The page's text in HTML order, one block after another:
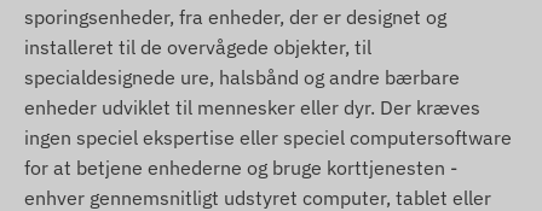
sporingsenheder, fra enheder, der er designet og
installeret til de overvågede objekter, til
specialdesignede ure, halsbånd og andre bærbare
enheder udviklet til mennesker eller dyr. Der kræves
ingen speciel ekspertise eller speciel computersoftware
for at betjene enhederne og bruge korttjenesten -
enhver gennemsnitligt udstyret computer, tablet eller